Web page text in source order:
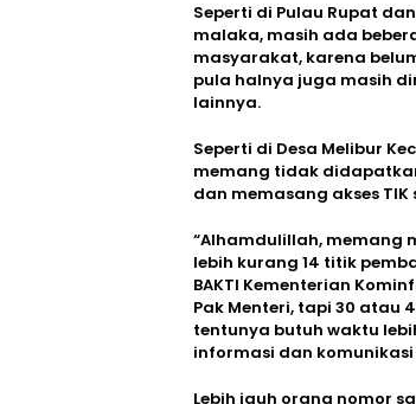
Seperti di Pulau Rupat
malaka, masih ada
masyarakat, karena
pula halnya juga masih
lainnya.
Seperti di Desa Melibur
memang tidak
dan memasang akses
“Alhamdulillah, memang
lebih kurang 14 titik
BAKTI Kementerian
Pak Menteri, tapi 30 atau
tentunya butuh waktu
informasi dan
Lebih jauh orang nomor